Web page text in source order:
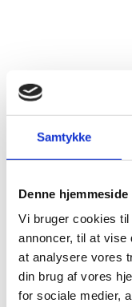
Samtykke
Denne
Vi bruger cookies
annoncer, til at vise
at analysere vores
din brug af vores
for sociale medier,
161019
Kontakt